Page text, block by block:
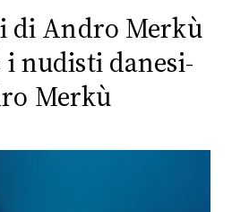
di Andro Merkù
i nudisti danesi-
Merkù